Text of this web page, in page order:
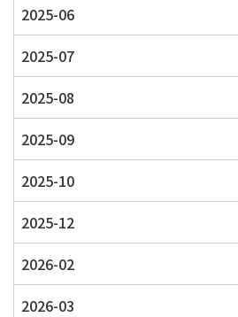
2025-06
2025-07
2025-08
2025-09
2025-10
2025-12
2026-02
2026-03